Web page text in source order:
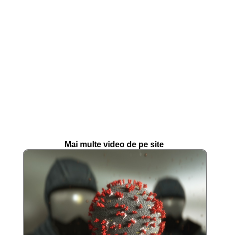
Mai multe video de pe site